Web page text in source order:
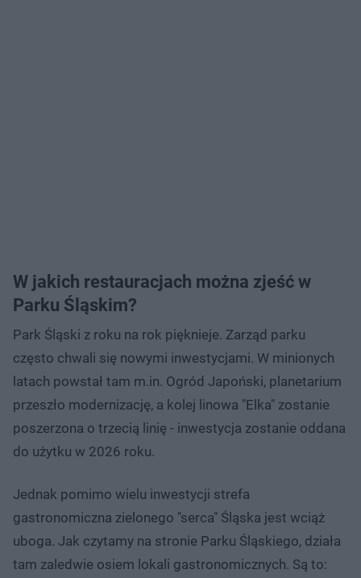
W jakich restauracjach można zjeść w
Parku Śląskim?
Park Śląski z roku na rok pięknieje. Zarząd parku
często chwali się nowymi inwestycjami. W minionych
latach powstał tam m.in. Ogród Japoński, planetarium
przeszło modernizację, a kolej linowa "Elka" zostanie
poszerzona o trzecią linię - inwestycja zostanie oddana
do użytku w 2026 roku.
Jednak pomimo wielu inwestycji strefa
gastronomiczna zielonego "serca" Śląska jest wciąż
uboga. Jak czytamy na stronie Parku Śląskiego, działa
tam zaledwie osiem lokali gastronomicznych. Są to: